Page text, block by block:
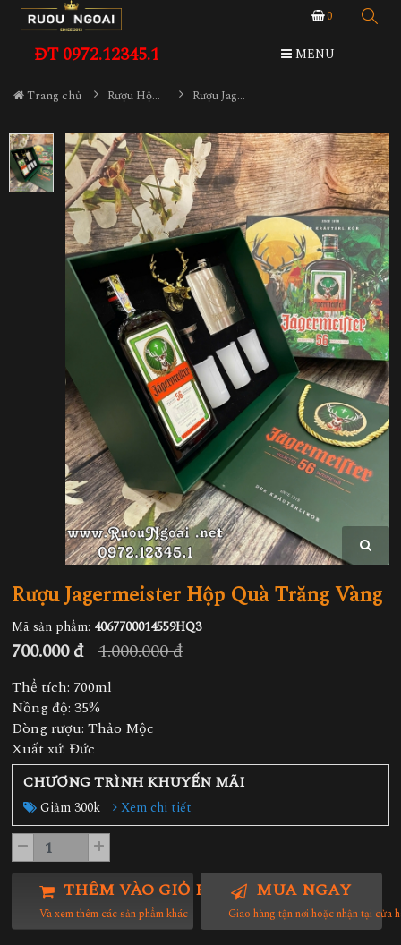
0
ĐT 0972.12345.1 MENU
Trang chủ Rượu Hộp Quà Rượu Jagermeister Hộp Quà Trăng Vàng
Rượu Jagermeister Hộp Quà Trăng Vàng
Mã sản phẩm: 4067700014559HQ3
700.000 đ 1.000.000 đ
Thể tích: 700ml
Nồng độ: 35%
Dòng rượu: Thảo Mộc
Xuất xứ: Đức
CHƯƠNG TRÌNH KHUYẾN MÃI
Giảm 300k Xem chi tiết
THÊM VÀO GIỎ HÀNG
Và xem thêm các sản phẩm khác
MUA NGAY
Giao hàng tận nơi hoặc nhận tại cửa